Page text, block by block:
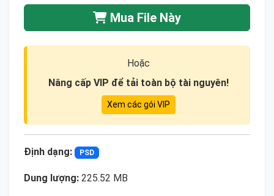
Mua File Này
Hoặc
Nâng cấp VIP để tải toàn bộ tài nguyên!
Xem các gói VIP
Định dạng: PSD
Dung lượng: 225.52 MB